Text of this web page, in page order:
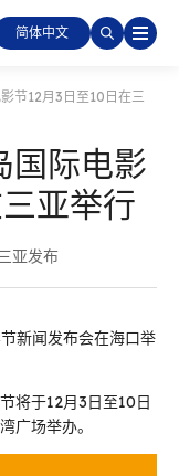
简体中文
节12月3日至10日在三
国际电影
亚举行
亚发布
新闻发布会在海口举
将于12月3日至10日
广场举办。